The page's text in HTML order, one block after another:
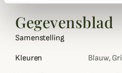
Gegevensblad
Samenstelling
Kleuren Blauw,